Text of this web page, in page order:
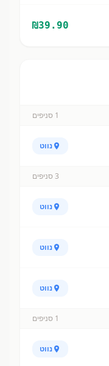
₪39.90
1 סניפים
נווט
3 סניפים
נווט
נווט
נווט
1 סניפים
נווט